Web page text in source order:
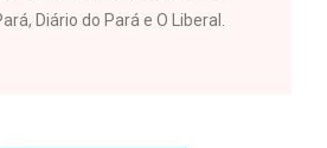
Diário do Pará e O Liberal.